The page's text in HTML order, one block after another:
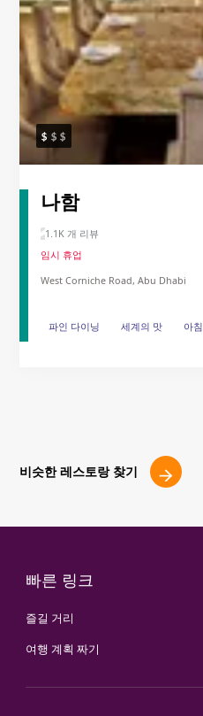
나함
1.1K 개 리뷰
임시 휴업
West Corniche Road, Abu Dhabi
파인 다이닝 세계의 맛 아침
파인 다이닝 세계의 맛 아침
비슷한 레스토랑 찾기
빠른 링크
즐길 거리
여행 계획 짜기